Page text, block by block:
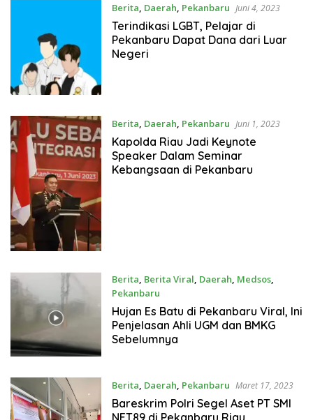
Berita, Daerah, Pekanbaru Juni 4, 2023
Terindikasi LGBT, Pelajar di
Pekanbaru Dapat Dana dari Luar
Negeri
Berita, Daerah, Pekanbaru Juni 1, 2023
Kapolda Riau Jadi Keynote
Speaker Dalam Seminar
Kebangsaan di Pekanbaru
Berita, Berita Viral, Daerah, Medsos,
Pekanbaru
Maret 25, 2023
Hujan Es Batu di Pekanbaru Viral, Ini
Penjelasan Ahli UGM dan BMKG
Sebelumnya
Berita, Daerah, Pekanbaru Maret 17, 2023
Bareskrim Polri Segel Aset PT SMI